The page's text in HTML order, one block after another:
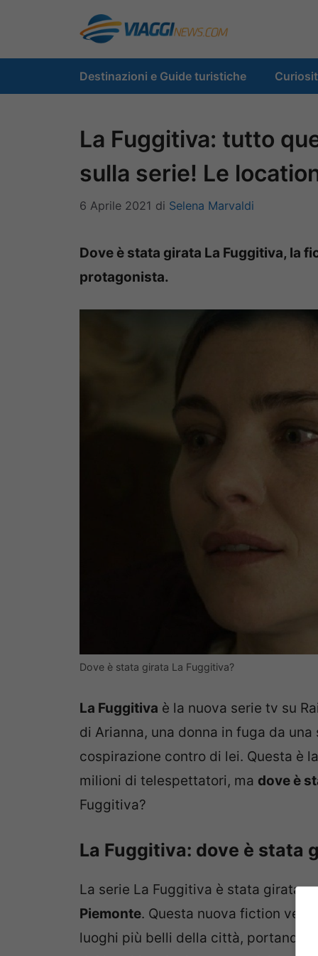
contenuto
Destinazioni e Guide turistiche
La Fuggitiva: tutto
sulla serie! Le
6 Aprile 2021 di Selena Marvaldi
Dove è stata girata La Fuggitiva, la
protagonista.
Dove è stata girata La Fuggitiva?
La Fuggitiva è la nuova serie tv su
di Arianna, una donna in fuga da
cospirazione contro di lei. Questa è
milioni di telespettatori, ma dove è
Fuggitiva?
La Fuggitiva: dove è stata
La serie La Fuggitiva è stata girata
Piemonte. Questa nuova fiction
luoghi più belli della città, portando